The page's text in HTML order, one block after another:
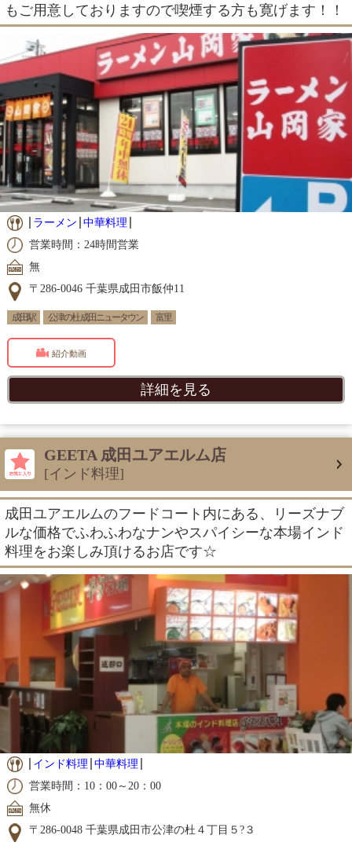
もご用意しておりますので喫煙する方も寛げます！！
ラーメン 中華料理
営業時間：24時間営業
無
〒286-0046 千葉県成田市飯仲11
成田駅 公津の杜 成田ニュータウン 富里
紹介動画
詳細を見る
GEETA 成田ユアエルム店
[インド料理]
成田ユアエルムのフードコート内にある、リーズナブ
ルな価格でふわふわなナンやスパイシーな本場インド
料理をお楽しみ頂けるお店です☆
インド料理 中華料理
営業時間：10：00～20：00
無休
〒286-0048 千葉県成田市公津の杜４丁目５?３